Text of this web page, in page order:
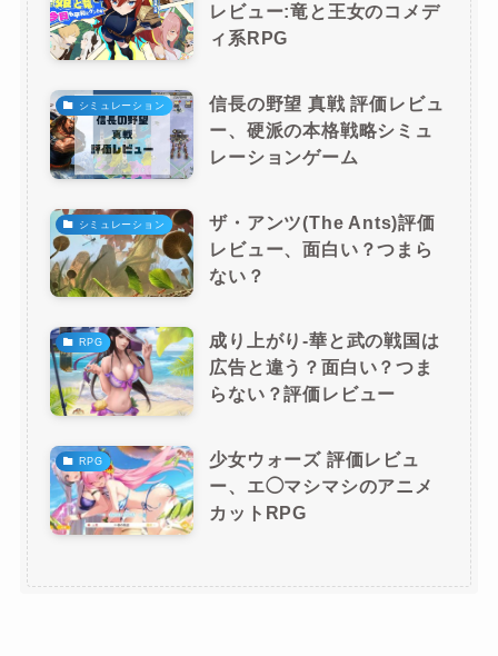
レビュー:竜と王女のコメデ
ィ系RPG
シミュレーション
信長の野望 真戦 評価レビュ
ー、硬派の本格戦略シミュ
レーションゲーム
シミュレーション
ザ・アンツ(The Ants)評価
レビュー、面白い？つまら
ない？
RPG
成り上がり-華と武の戦国は
広告と違う？面白い？つま
らない？評価レビュー
RPG
少女ウォーズ 評価レビュ
ー、エ◯マシマシのアニメ
カットRPG